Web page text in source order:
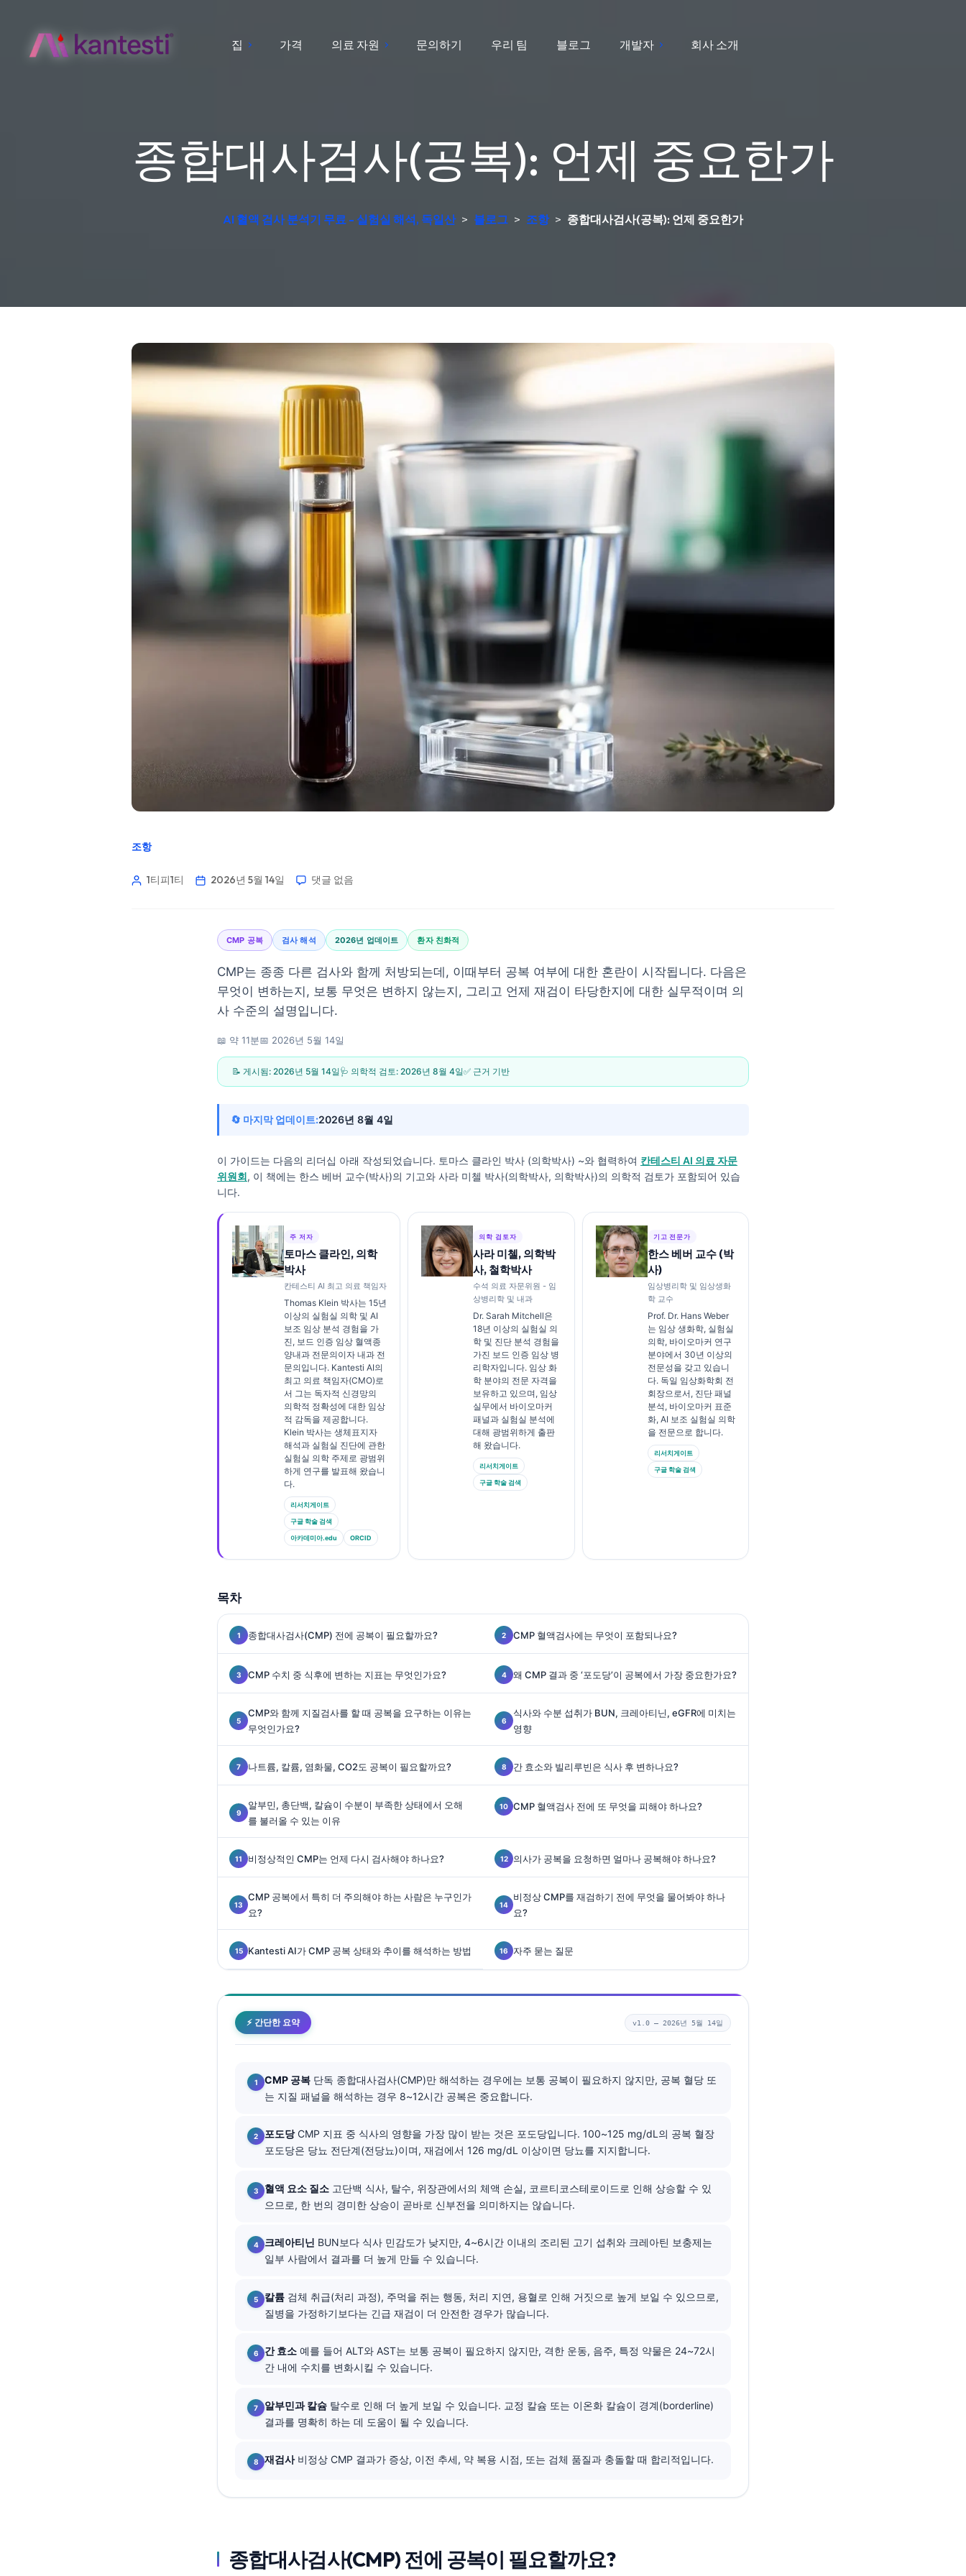
집 가격 의료 자원 문의하기 우리 팀 블로그 개발자 회사 소개
종합대사검사(공복): 언제 중요한가
AI 혈액 검사 분석기 무료 - 실험실 해석, 독일산 > 블로그 > 조항 > 종합대사검사(공복): 언제 중요한가
조항
1티피1티 2026년 5월 14일 댓글 없음
CMP 공복 검사 해석 2026년 업데이트 환자 친화적
CMP는 종종 다른 검사와 함께 처방되는데, 이때부터 공복 여부에 대한 혼란이 시작됩니다. 다음은
무엇이 변하는지, 보통 무엇은 변하지 않는지, 그리고 언제 재검이 타당한지에 대한 실무적이며 의
사 수준의 설명입니다.
📖 약 11분📅 2026년 5월 14일
📝 게시됨: 2026년 5월 14일🩺 의학적 검토: 2026년 8월 4일✅ 근거 기반
🔄 마지막 업데이트:2026년 8월 4일
이 가이드는 다음의 리더십 아래 작성되었습니다. 토마스 클라인 박사 (의학박사) ~와 협력하여 칸테스티 AI 의료 자문
위원회, 이 책에는 한스 베버 교수(박사)의 기고와 사라 미첼 박사(의학박사, 의학박사)의 의학적 검토가 포함되어 있습
니다.
주 저자
토마스 클라인, 의학
박사
칸테스티 AI 최고 의료 책임자
Thomas Klein 박사는 15년
이상의 실험실 의학 및 AI
보조 임상 분석 경험을 가
진, 보드 인증 임상 혈액종
양내과 전문의이자 내과 전
문의입니다. Kantesti AI의
최고 의료 책임자(CMO)로
서 그는 독자적 신경망의
의학적 정확성에 대한 임상
적 감독을 제공합니다.
Klein 박사는 생체표지자
해석과 실험실 진단에 관한
실험실 의학 주제로 광범위
하게 연구를 발표해 왔습니
다.
리서치게이트
구글 학술 검색
아카데미아.edu ORCID
의학 검토자
사라 미첼, 의학박
사, 철학박사
수석 의료 자문위원 - 임
상병리학 및 내과
Dr. Sarah Mitchell은
18년 이상의 실험실 의
학 및 진단 분석 경험을
가진 보드 인증 임상 병
리학자입니다. 임상 화
학 분야의 전문 자격을
보유하고 있으며, 임상
실무에서 바이오마커
패널과 실험실 분석에
대해 광범위하게 출판
해 왔습니다.
리서치게이트
구글 학술 검색
기고 전문가
한스 베버 교수 (박
사)
임상병리학 및 임상생화
학 교수
Prof. Dr. Hans Weber
는 임상 생화학, 실험실
의학, 바이오마커 연구
분야에서 30년 이상의
전문성을 갖고 있습니
다. 독일 임상화학회 전
회장으로서, 진단 패널
분석, 바이오마커 표준
화, AI 보조 실험실 의학
을 전문으로 합니다.
리서치게이트
구글 학술 검색
목차
종합대사검사(CMP) 전에 공복이 필요할까요? CMP 혈액검사에는 무엇이 포함되나요?
CMP 수치 중 식후에 변하는 지표는 무엇인가요? 왜 CMP 결과 중 ‘포도당’이 공복에서 가장 중요한가요?
CMP와 함께 지질검사를 할 때 공복을 요구하는 이유는
무엇인가요?
식사와 수분 섭취가 BUN, 크레아티닌, eGFR에 미치는
영향
나트륨, 칼륨, 염화물, CO2도 공복이 필요할까요? 간 효소와 빌리루빈은 식사 후 변하나요?
알부민, 총단백, 칼슘이 수분이 부족한 상태에서 오해
를 불러올 수 있는 이유
CMP 혈액검사 전에 또 무엇을 피해야 하나요?
비정상적인 CMP는 언제 다시 검사해야 하나요? 의사가 공복을 요청하면 얼마나 공복해야 하나요?
CMP 공복에서 특히 더 주의해야 하는 사람은 누구인가
요?
비정상 CMP를 재검하기 전에 무엇을 물어봐야 하나
요?
Kantesti AI가 CMP 공복 상태와 추이를 해석하는 방법 자주 묻는 질문
⚡ 간단한 요약 v1.0 — 2026년 5월 14일
CMP 공복 단독 종합대사검사(CMP)만 해석하는 경우에는 보통 공복이 필요하지 않지만, 공복 혈당 또
는 지질 패널을 해석하는 경우 8~12시간 공복은 중요합니다.
포도당CMP 지표 중 식사의 영향을 가장 많이 받는 것은 포도당입니다. 100~125 mg/dL의 공복 혈장
포도당은 당뇨 전단계(전당뇨)이며, 재검에서 126 mg/dL 이상이면 당뇨를 지지합니다.
혈액 요소 질소 고단백 식사, 탈수, 위장관에서의 체액 손실, 코르티코스테로이드로 인해 상승할 수 있
으므로, 한 번의 경미한 상승이 곧바로 신부전을 의미하지는 않습니다.
크레아티닌 BUN보다 식사 민감도가 낮지만, 4~6시간 이내의 조리된 고기 섭취와 크레아틴 보충제는
일부 사람에서 결과를 더 높게 만들 수 있습니다.
칼륨 검체 취급(처리 과정), 주먹을 쥐는 행동, 처리 지연, 용혈로 인해 거짓으로 높게 보일 수 있으므로,
질병을 가정하기보다는 긴급 재검이 더 안전한 경우가 많습니다.
간 효소 예를 들어 ALT와 AST는 보통 공복이 필요하지 않지만, 격한 운동, 음주, 특정 약물은 24~72시
간 내에 수치를 변화시킬 수 있습니다.
알부민과 칼슘 탈수로 인해 더 높게 보일 수 있습니다. 교정 칼슘 또는 이온화 칼슘이 경계(borderline)
결과를 명확히 하는 데 도움이 될 수 있습니다.
재검사비정상 CMP 결과가 증상, 이전 추세, 약 복용 시점, 또는 검체 품질과 충돌할 때 합리적입니다.
종합대사검사(CMP) 전에 공복이 필요할까요?